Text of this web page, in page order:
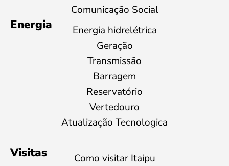
Comunicação Social
Energia
Energia hidrelétrica
Geração
Transmissão
Barragem
Reservatório
Vertedouro
Atualização Tecnologica
Visitas
Como visitar Itaipu